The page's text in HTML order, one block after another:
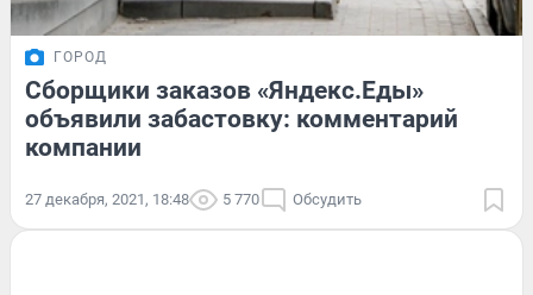
ГОРОД
Сборщики заказов «Яндекс.Еды»
объявили забастовку: комментарий
компании
27 декабря, 2021, 18:48 5 770 Обсудить